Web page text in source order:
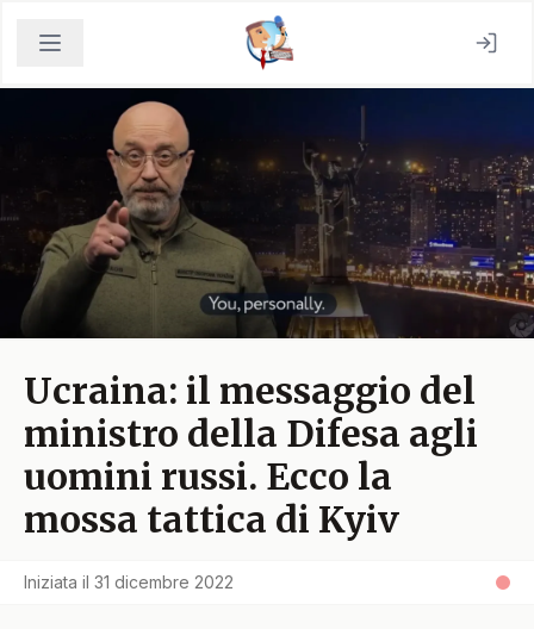
Ucraina: il messaggio del
ministro della Difesa agli
uomini russi. Ecco la
mossa tattica di Kyiv
Iniziata il 31 dicembre 2022